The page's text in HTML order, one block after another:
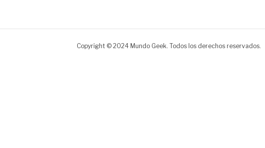
Copyright © 2024 Mundo Geek. Todos los derechos reservados.